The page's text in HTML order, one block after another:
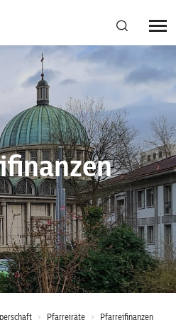
Pfarreiräte Pfarreifinanzen